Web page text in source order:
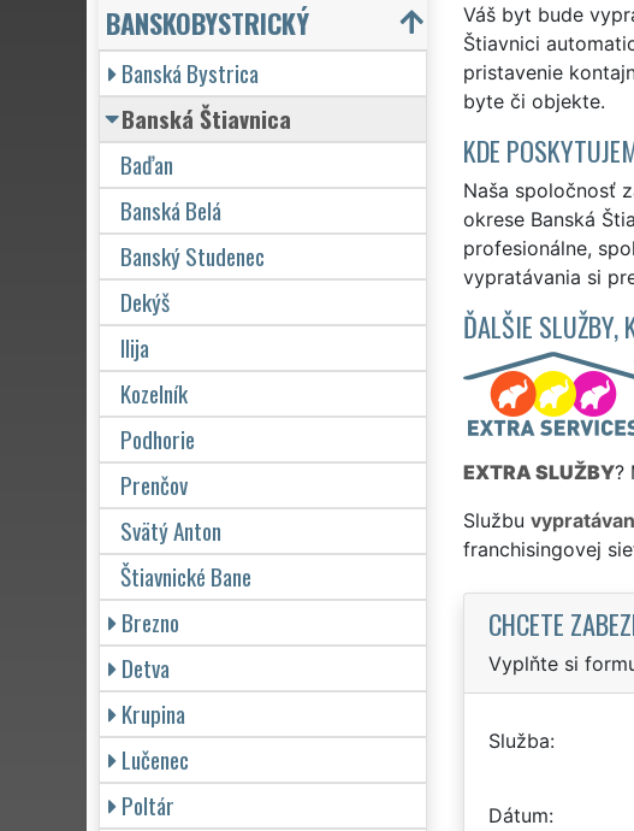
Váš byt bude
Štiavnici
pristavenie
byte či objekte.
KDE
Naša spoločnosť
okrese Banská
profesionálne,
vypratávania si
ĎALŠIE SLUŽBY,
EXTRA SLUŽBY?
Službu
franchisingovej
CHCETE
Vyplňte si
Služba
Dátum
BANSKOBYSTRICKÝ
Banská Bystrica
Banská Štiavnica
Baďan
Banská Belá
Banský Studenec
Dekýš
Ilija
Kozelník
Podhorie
Prenčov
Svätý Anton
Štiavnické Bane
Brezno
Detva
Krupina
Lučenec
Poltár